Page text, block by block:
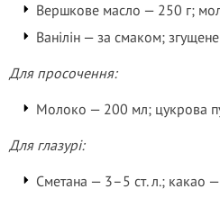
Вершкове масло — 250 г;
Ванілін — за смаком;
Для просочення:
Молоко — 200 мл; цукрова
Для глазурі:
Сметана — 3–5 ст. л.; какао —